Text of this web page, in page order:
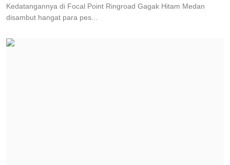
Kedatangannya di Focal Point Ringroad Gagak Hitam Medan
disambut hangat para pes...